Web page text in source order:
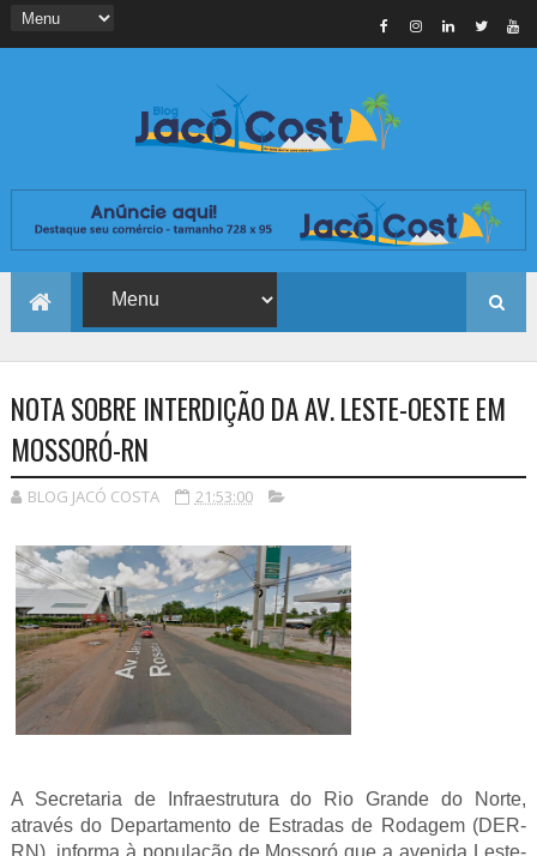
NOTA SOBRE INTERDIÇÃO DA AV. LESTE-OESTE EM
MOSSORÓ-RN
BLOG JACÓ COSTA 21:53:00
A Secretaria de Infraestrutura do Rio Grande do Norte,
através do Departamento de Estradas de Rodagem (DER-